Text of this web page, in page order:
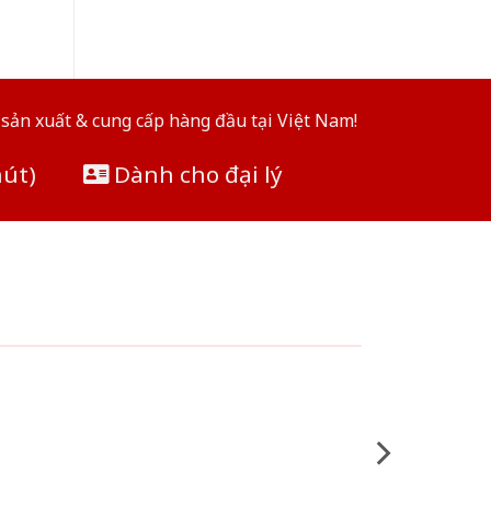
xuất & cung cấp hàng đầu tại Việt Nam!
Dành cho đại lý